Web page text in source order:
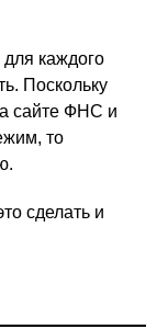
каждого
Поскольку
сайте ФНС и
то
сделать и